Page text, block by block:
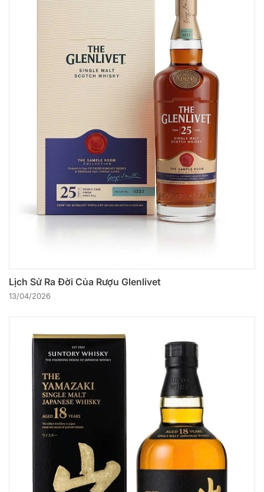
Lịch Sử Ra Đời Của Rượu Glenlivet
13/04/2026